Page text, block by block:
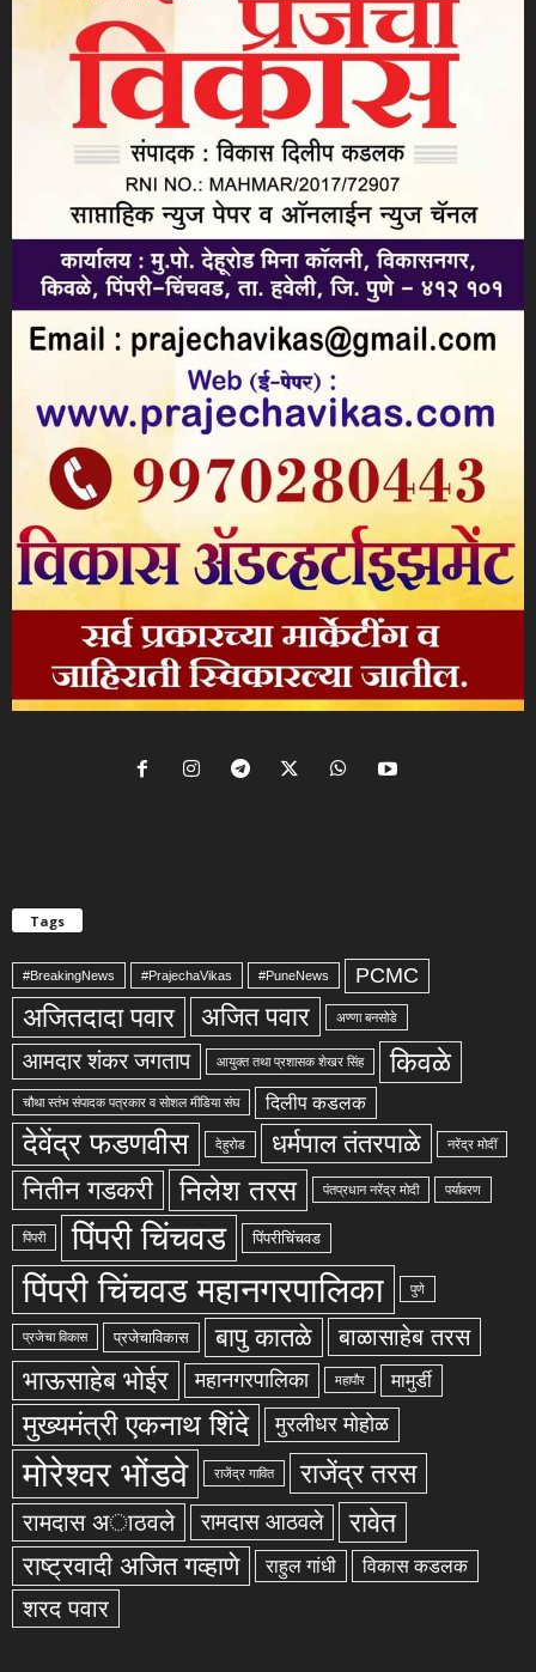
Tags
#BreakingNews #PrajechaVikas #PuneNews PCMC
अजितदादा पवार अजित पवार अण्णा बनसोडे
आमदार शंकर जगताप आयुक्त तथा प्रशासक शेखर सिंह किवळे
चौथा स्तंभ संपादक पत्रकार व सोशल मीडिया संघ दिलीप कडलक
देवेंद्र फडणवीस देहुरोड धर्मपाल तंतरपाळे नरेंद्र मोदीं
नितीन गडकरी निलेश तरस पंतप्रधान नरेंद्र मोदी पर्यावरण
पिंपरी पिंपरी चिंचवड पिंपरीचिंचवड
पिंपरी चिंचवड महानगरपालिका पुणे
प्रजेचा विकास प्रजेचाविकास बापु कातळे बाळासाहेब तरस
भाऊसाहेब भोईर महानगरपालिका महापौर मामुर्डी
मुख्यमंत्री एकनाथ शिंदे मुरलीधर मोहोळ
मोरेश्वर भोंडवे राजेंद्र गावित राजेंद्र तरस
रामदास अाठवले रामदास आठवले रावेत
राष्ट्रवादी अजित गव्हाणे राहुल गांधी विकास कडलक
शरद पवार